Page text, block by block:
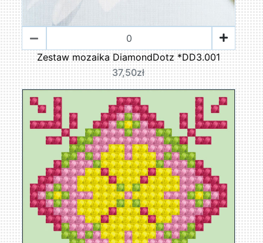
Zestaw mozaika DiamondDotz *DD3.001
37,50zł